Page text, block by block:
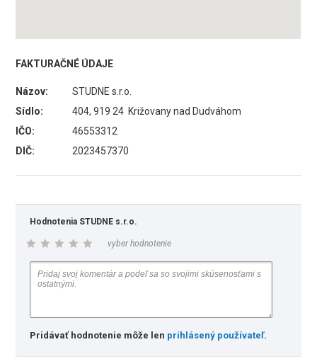
FAKTURAČNÉ ÚDAJE
Názov:
STUDNE s.r.o.
Sídlo:
404, 919 24 Križovany nad Dudváhom
IČO:
46553312
DIČ:
2023457370
Hodnotenia STUDNE s.r.o.
vyber hodnotenie
Pridávať hodnotenie môže len prihlásený používateľ.